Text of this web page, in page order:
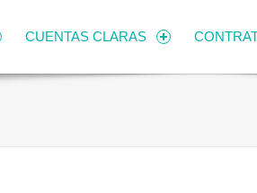
CUENTAS CLARAS